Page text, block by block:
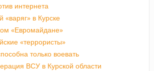
интернета
«варяг» в Курске
«Евромайдане»
«террористы»
только воевать
ВСУ в Курской области